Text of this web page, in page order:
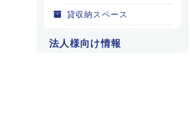
貸収納スペース
法人様向け情報